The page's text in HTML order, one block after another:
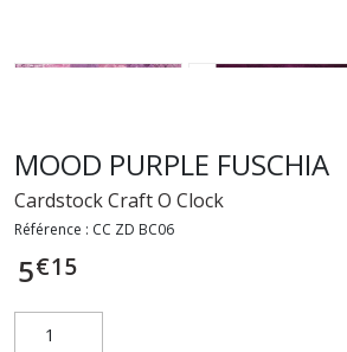
MOOD PURPLE FUSCHIA
Cardstock Craft O Clock
Référence : CC ZD BC06
5€15